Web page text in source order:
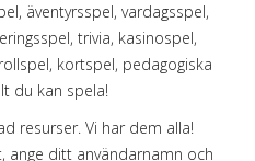
äventyrsspel, vardagsspel,
trivia, kasinospel,
kortspel, pedagogiska
du kan spela!
resurser. Vi har dem alla!
ange ditt användarnamn och